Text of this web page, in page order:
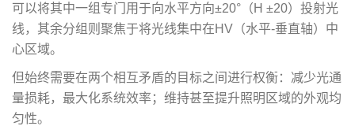
可以将其中一组专门用于向水平方向±20°（H ±20）投射光
线，其余分组则聚焦于将光线集中在HV（水平-垂直轴）中
心区域。
但始终需要在两个相互矛盾的目标之间进行权衡：减少光通
量损耗，最大化系统效率；维持甚至提升照明区域的外观均
匀性。